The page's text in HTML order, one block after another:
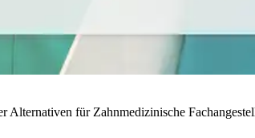
für Zahnmedizinische